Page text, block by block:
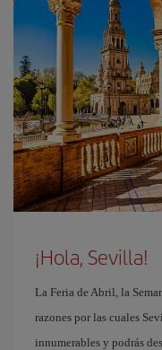
¡Hola, Sevilla!
La Feria de Abril, la
razones por las cuales
innumerables y podrás